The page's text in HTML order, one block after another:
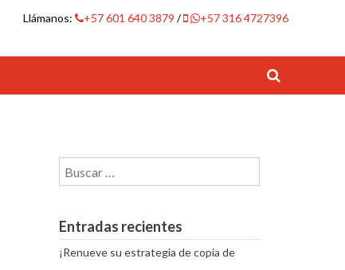
Llámanos: +57 601 640 3879 / +57 316 4727396
Buscar:
Entradas recientes
¡Renueve su estrategia de copia de